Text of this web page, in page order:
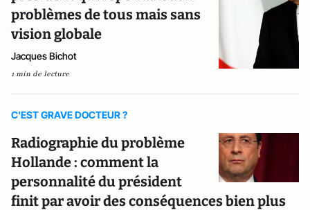
problèmes de tous mais sans
vision globale
Jacques Bichot
1 min de lecture
C'EST GRAVE DOCTEUR ?
Radiographie du problème
Hollande : comment la
personnalité du président
finit par avoir des conséquences bien plus